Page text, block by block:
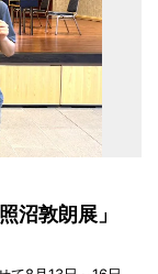
沼敦朗展」